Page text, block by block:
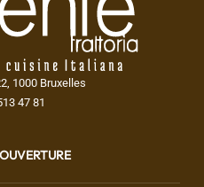
1000 Bruxelles
47 81